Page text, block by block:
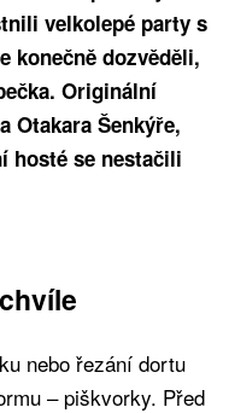
velkolepé party s
konečně dozvěděli,
Originální
Otakara Šenkýře,
hosté se nestačili
nebo řezání dortu
– piškvorky. Před